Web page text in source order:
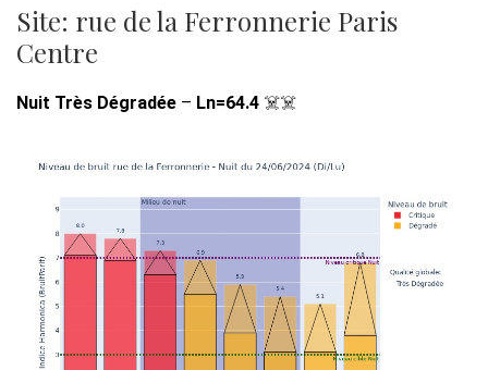
Site: rue de la Ferronnerie Paris
Centre
Nuit Très Dégradée – Ln=64.4 ☠️☠️